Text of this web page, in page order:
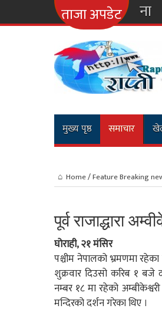
ताजा अपडेट
मुख्य पृष्ठ समाचार
Home/Feature Breaking
पूर्व राजाद्धारा
घोराही, २१ मंसिर
पश्चीम नेपालको भ्रमणमा
शुक्रवार दिउसो करिब १ बजे
नम्बर १८ मा रहेको
मन्दिरको दर्शन गरेका थिए ।